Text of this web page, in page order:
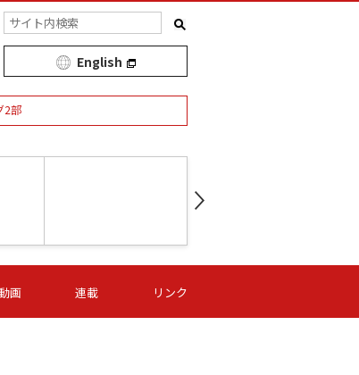
English
2部
第16節 09/06 (日) 15:00
- -
画 連載 リンク